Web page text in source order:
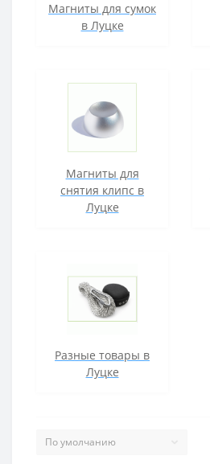
Магниты для сумок
в Луцке
Магниты для
снятия клипс в
Луцке
Разные товары в
Луцке